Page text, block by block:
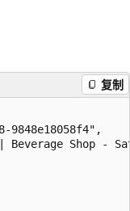
复制
9848e18058f4",
Beverage Shop -